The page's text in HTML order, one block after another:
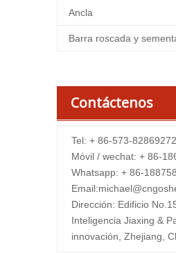
Ancla
Barra roscada y
Contáctenos
Tel: + 86-573-82869272
Móvil / wechat: + 86-
Whatsapp: + 86-
Email:
Dirección: Edificio
Inteligencia Jiaxing &
innovación, Zhejiang,